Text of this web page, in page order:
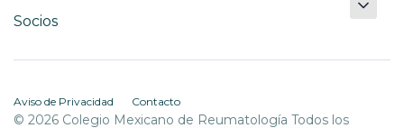
Socios
Aviso de Privacidad Contacto
© 2026 Colegio Mexicano de Reumatología Todos los